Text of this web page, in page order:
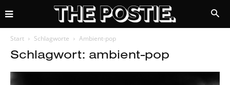
Start Schlagworte Ambient-pop
Schlagwort: ambient-pop